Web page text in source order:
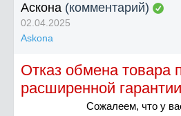
Аскона (комментарий)
02.04.2025
Askona
Отказ обмена товара
расширенной гарантии
Сожалеем, что у